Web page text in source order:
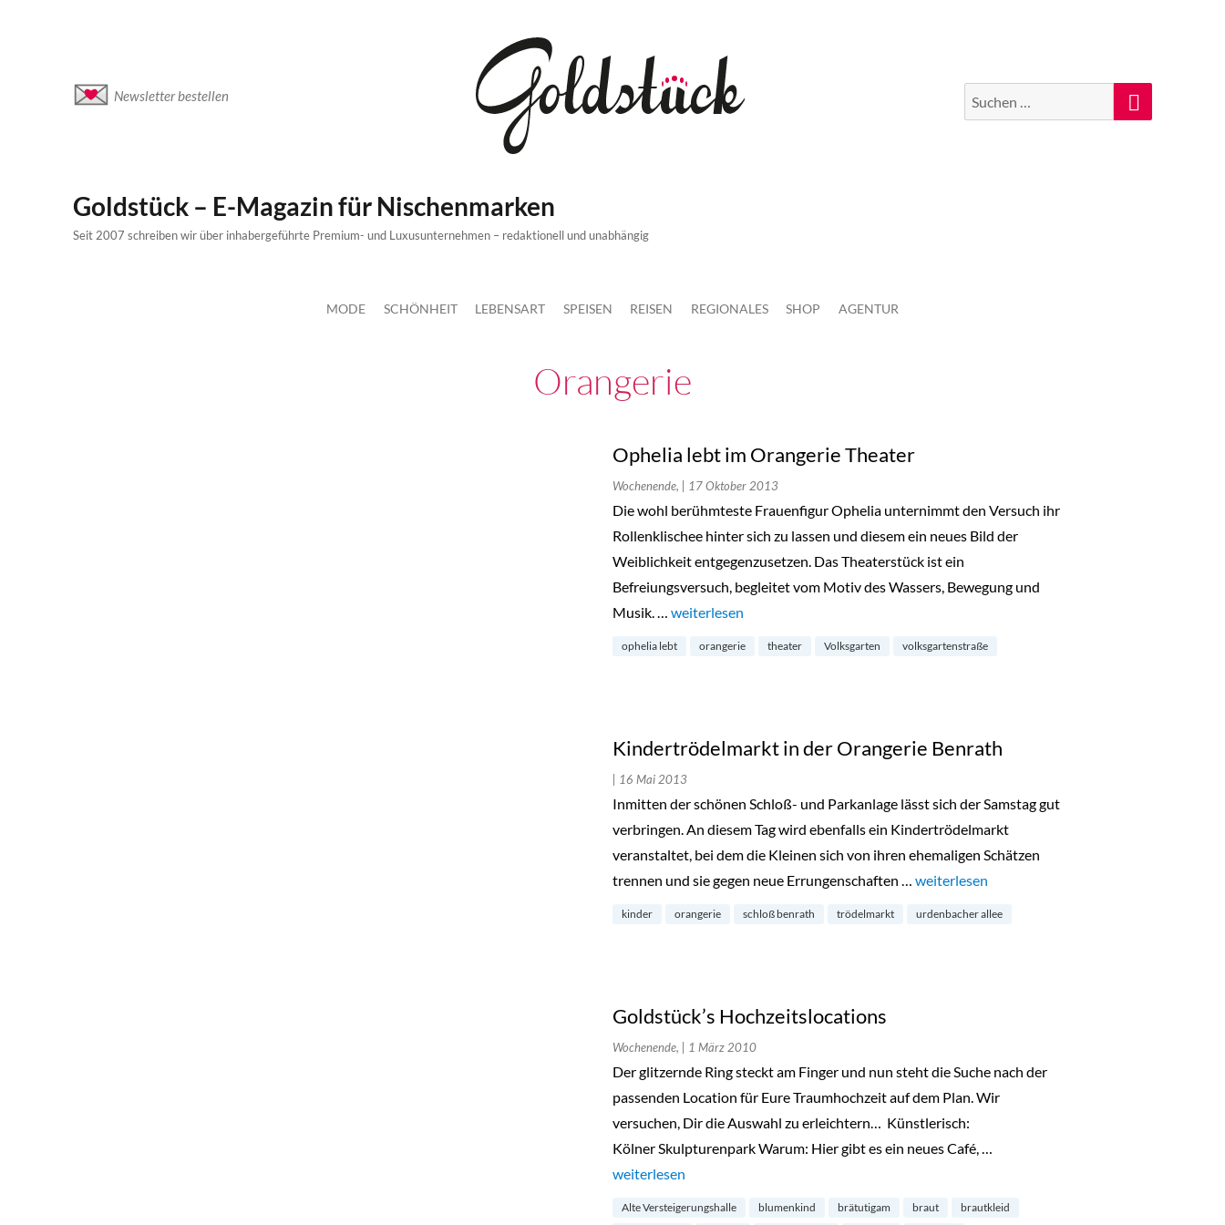
Newsletter bestellen
Suche
nach:
Suchen
Goldstück – E-Magazin für Nischenmarken
Seit 2007 schreiben wir über inhabergeführte Premium- und Luxusunternehmen – redaktionell und unabhängig
MODE SCHÖNHEIT LEBENSART SPEISEN REISEN REGIONALES SHOP AGENTUR
Orangerie
Ophelia lebt im Orangerie Theater
Wochenende, | 17 Oktober 2013
Die wohl berühmteste Frauenfigur Ophelia unternimmt den Versuch ihr
Rollenklischee hinter sich zu lassen und diesem ein neues Bild der
Weiblichkeit entgegenzusetzen. Das Theaterstück ist ein
Befreiungsversuch, begleitet vom Motiv des Wassers, Bewegung und
Musik. … „Ophelia lebt im Orangerie Theater“
weiterlesen
ophelia lebt orangerie theater Volksgarten volksgartenstraße
Kindertrödelmarkt in der Orangerie Benrath
| 16 Mai 2013
Inmitten der schönen Schloß- und Parkanlage lässt sich der Samstag gut
verbringen. An diesem Tag wird ebenfalls ein Kindertrödelmarkt
veranstaltet, bei dem die Kleinen sich von ihren ehemaligen Schätzen
trennen und sie gegen neue Errungenschaften … „Kindertrödelmarkt in der Orangerie Benrath“
weiterlesen
kinder orangerie schloß benrath trödelmarkt urdenbacher allee
Goldstück’s Hochzeitslocations
Wochenende, | 1 März 2010
Der glitzernde Ring steckt am Finger und nun steht die Suche nach der
passenden Location für Eure Traumhochzeit auf dem Plan. Wir
versuchen, Dir die Auswahl zu erleichtern… Künstlerisch:
Kölner Skulpturenpark Warum: Hier gibt es ein neues Café, …
„Goldstück’s Hochzeitslocations“
weiterlesen
Alte Versteigerungshalle blumenkind brätutigam braut brautkleid